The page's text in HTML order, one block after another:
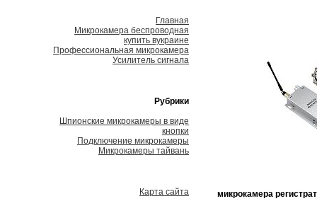
Главная
Микрокамера беспроводная
купить вукраине
Профессиональная микрокамера
Усилитель сигнала
Рубрики
Шпионские микрокамеры в виде
кнопки
Подключение микрокамеры
Микрокамеры тайвань
Карта сайта
микрокамера